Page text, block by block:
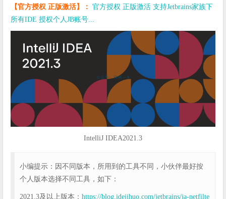
【官方授权 正版激活】： 官方授权 正版激活 支持Jetbrains家族下
所有IDE 授权个人JB账号...
IntelliJ IDEA2021.3
小编提示：因不同版本，所用到的工具不同，小伙伴最好按
个人版本选择不同工具，如下：
2021.3及以上版本： https://blog.idejihuo.com/jetbrains/ja-netfilte